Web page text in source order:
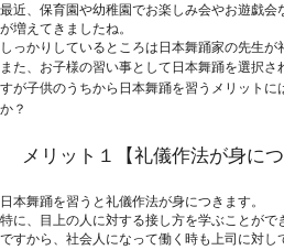
最近、保育園や幼稚園でお楽しみ会やお遊戯
が増えてきましたね。
しっかりしているところは日本舞踊家の先生が
また、お子様の習い事として日本舞踊を選択さ
すが子供のうちから日本舞踊を習うメリットに
か？
メリット１【礼儀作法が身につ
日本舞踊を習うと礼儀作法が身につきます。
特に、目上の人に対する接し方を学ぶことがで
ですから、社会人になって働く時も上司に対し